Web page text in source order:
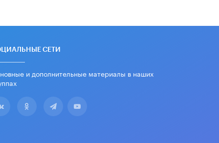
СЕТИ
и дополнительные материалы в наших